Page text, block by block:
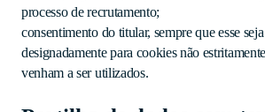
processo de recrutamento;
consentimento do titular, sempre que esse
designadamente para cookies não
venham a ser utilizados.